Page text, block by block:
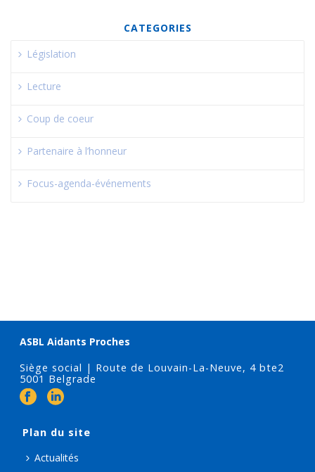
CATEGORIES
Législation
Lecture
Coup de coeur
Partenaire à l’honneur
Focus-agenda-événements
ASBL Aidants Proches
Siège social | Route de Louvain-La-Neuve, 4 bte2
5001 Belgrade
Plan du site
Actualités